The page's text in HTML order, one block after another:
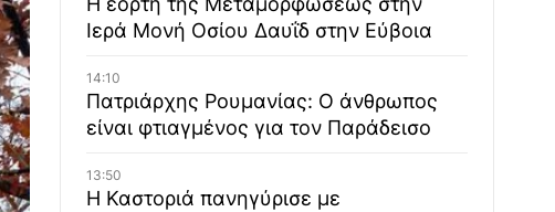
Ιερά Μονή Οσίου Δαυΐδ στην Εύβοια
14:10
Πατριάρχης Ρουμανίας: Ο άνθρωπος
είναι φτιαγμένος για τον Παράδεισο
13:50
Η Καστοριά πανηγύρισε με